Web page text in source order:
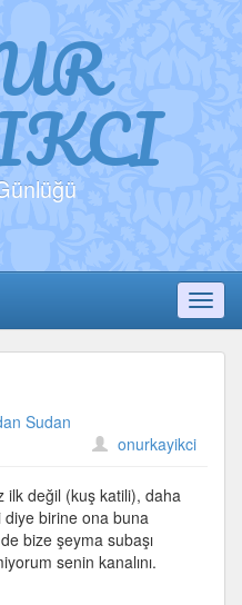
Sudan
onurkayikci
ilk değil (kuş katili), daha
birine ona buna
bize şeyma subaşı
senin kanalını.